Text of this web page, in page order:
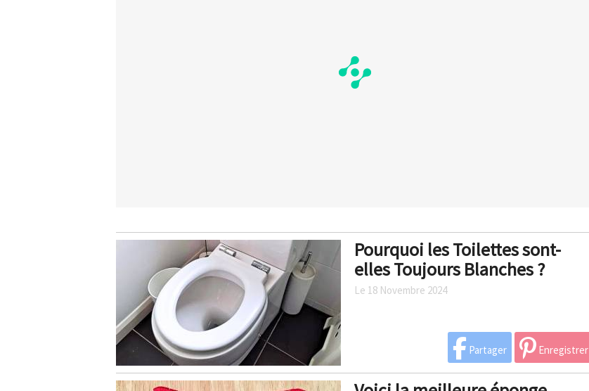
Pourquoi les Toilettes sont-
elles Toujours Blanches ?
Le 18 Novembre 2024
Partager Enregistrer